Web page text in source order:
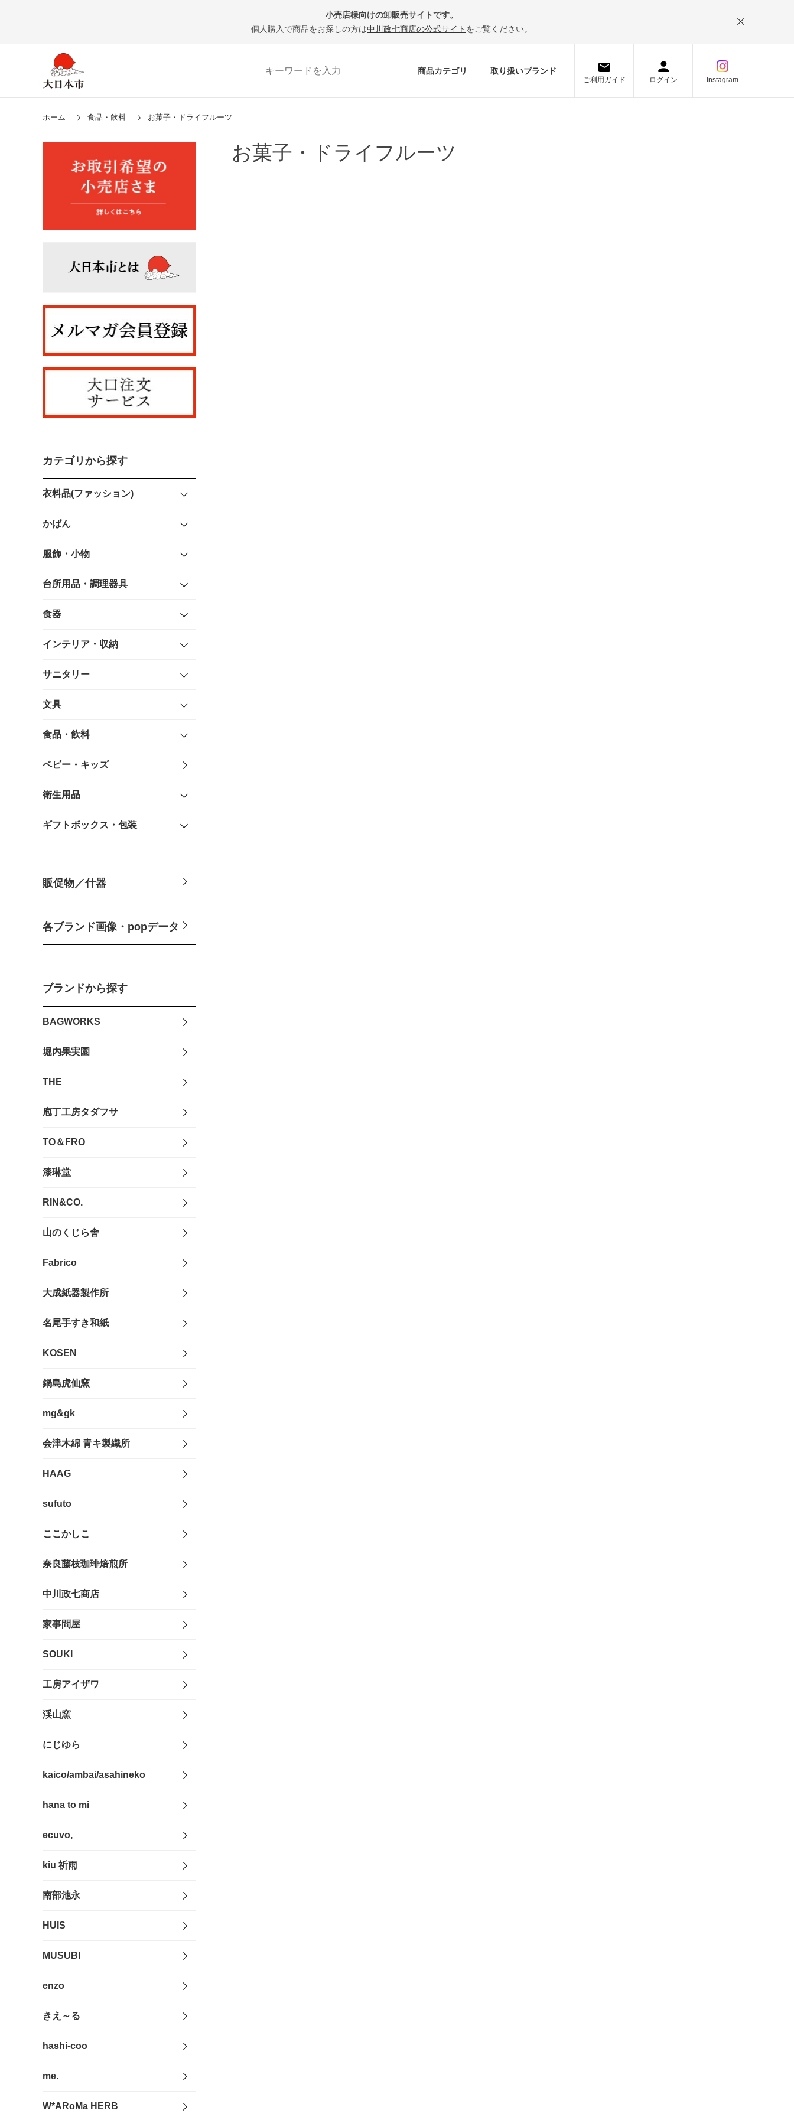
小売店様向けの卸販売サイトです。
個人購入で商品をお探しの方は中川政七商店の公式サイト をご覧ください。
商品カテゴリ 取り扱いブランド
ご利用ガイド ログイン Instagram
ホーム 食品・飲料 お菓子・ドライフルーツ
カテゴリから探す
衣料品(ファッション)
かばん
服飾・小物
台所用品・調理器具
食器
インテリア・収納
サニタリー
文具
食品・飲料
ベビー・キッズ
衛生用品
ギフトボックス・包装
販促物／什器
各ブランド画像・popデータ
ブランドから探す
BAGWORKS
堀内果実園
THE
庖丁工房タダフサ
TO＆FRO
漆琳堂
RIN&CO.
山のくじら舎
Fabrico
大成紙器製作所
名尾手すき和紙
KOSEN
鍋島虎仙窯
mg&gk
会津木綿 青キ製織所
HAAG
sufuto
ここかしこ
奈良藤枝珈琲焙煎所
中川政七商店
家事問屋
SOUKI
工房アイザワ
渓山窯
にじゆら
kaico/ambai/asahineko
hana to mi
ecuvo,
kiu 祈雨
南部池永
HUIS
MUSUBI
enzo
きえ～る
hashi-coo
me.
W*ARoMa HERB
お菓子・ドライフルーツ